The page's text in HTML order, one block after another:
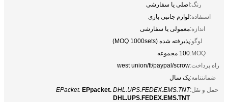
رنگ:اصلی یا سفارشی
استفاده:لوازم جانبی بازی
اندازه:معمولی یا سفارشی
لوگو:پذیرفته شده (MOQ 1000sets)
MOQ: 100 مجموعه
راه پرداخت:west union/tt/paypal/scrow
ضمانتنامه:یک سال
حمل و نقل:
EPacket. EPpacket. DHL.UPS.FEDEX.EMS.TNT
DHL.UPS.FEDEX.EMS.TNT